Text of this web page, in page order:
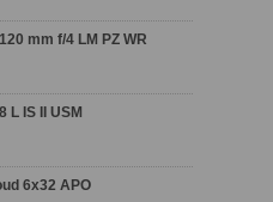
mm f/4 LM PZ WR
L IS II USM
6x32 APO